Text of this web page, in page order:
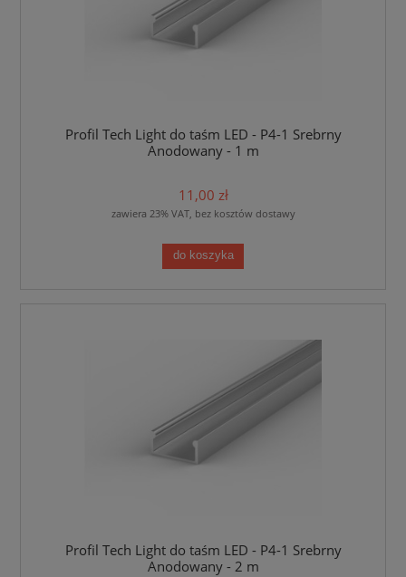
Profil Tech Light do taśm LED - P4-1 Srebrny
Anodowany - 1 m
11,00 zł
zawiera 23% VAT, bez kosztów dostawy
do koszyka
Profil Tech Light do taśm LED - P4-1 Srebrny
Anodowany - 2 m